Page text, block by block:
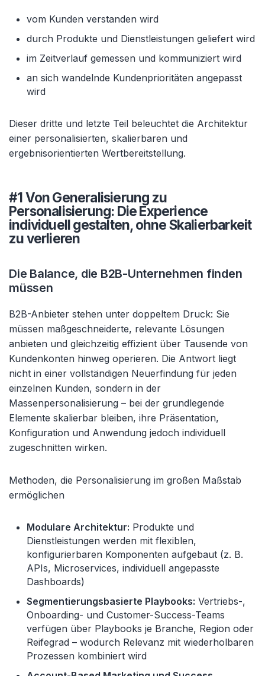
vom Kunden verstanden wird
durch Produkte und Dienstleistungen geliefert wird
im Zeitverlauf gemessen und kommuniziert wird
an sich wandelnde Kundenprioritäten angepasst
wird
Dieser dritte und letzte Teil beleuchtet die Architektur
einer personalisierten, skalierbaren und
ergebnisorientierten Wertbereitstellung.
#1 Von Generalisierung zu
Personalisierung: Die Experience
individuell gestalten, ohne Skalierbarkeit
zu verlieren
Die Balance, die B2B-Unternehmen finden
müssen
B2B-Anbieter stehen unter doppeltem Druck: Sie
müssen maßgeschneiderte, relevante Lösungen
anbieten und gleichzeitig effizient über Tausende von
Kundenkonten hinweg operieren. Die Antwort liegt
nicht in einer vollständigen Neuerfindung für jeden
einzelnen Kunden, sondern in der
Massenpersonalisierung – bei der grundlegende
Elemente skalierbar bleiben, ihre Präsentation,
Konfiguration und Anwendung jedoch individuell
zugeschnitten wirken.
Methoden, die Personalisierung im großen Maßstab
ermöglichen
Modulare Architektur: Produkte und
Dienstleistungen werden mit flexiblen,
konfigurierbaren Komponenten aufgebaut (z. B.
APIs, Microservices, individuell angepasste
Dashboards)
Segmentierungsbasierte Playbooks: Vertriebs-,
Onboarding- und Customer-Success-Teams
verfügen über Playbooks je Branche, Region oder
Reifegrad – wodurch Relevanz mit wiederholbaren
Prozessen kombiniert wird